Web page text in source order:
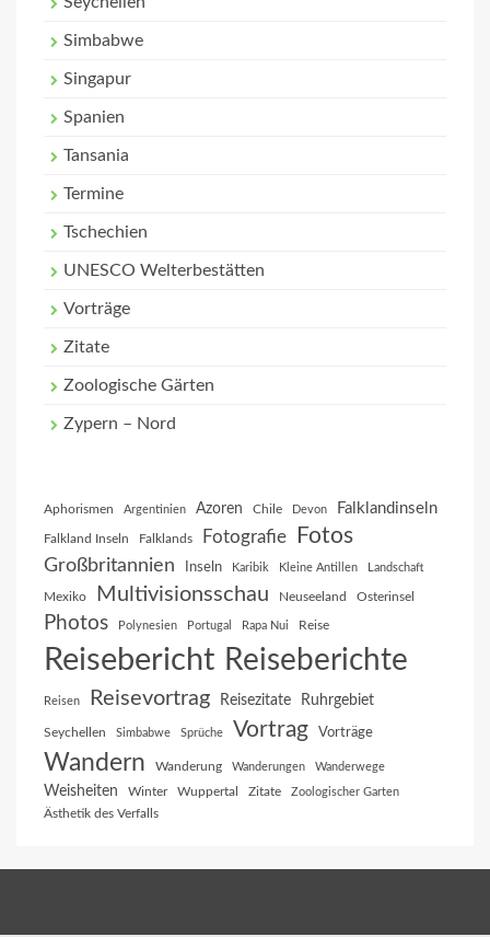
Simbabwe
Singapur
Spanien
Tansania
Termine
Tschechien
UNESCO Welterbestätten
Vorträge
Zitate
Zoologische Gärten
Zypern – Nord
Aphorismen Argentinien Azoren Chile Devon Falklandinseln
Falkland Inseln Falklands Fotografie Fotos
Großbritannien Inseln Karibik Kleine Antillen Landschaft
Mexiko Multivisionsschau Neuseeland Osterinsel
Photos Polynesien Portugal Rapa Nui Reise
Reisebericht Reiseberichte
Reisen Reisevortrag Reisezitate Ruhrgebiet
Seychellen Simbabwe Sprüche Vortrag Vorträge
Wandern Wanderung Wanderungen Wanderwege
Weisheiten Winter Wuppertal Zitate Zoologischer Garten
Ästhetik des Verfalls